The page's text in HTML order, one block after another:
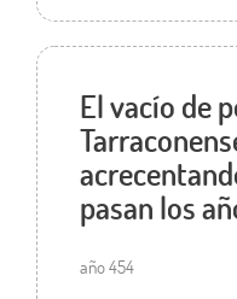
El vacío de
pasan los
año 454